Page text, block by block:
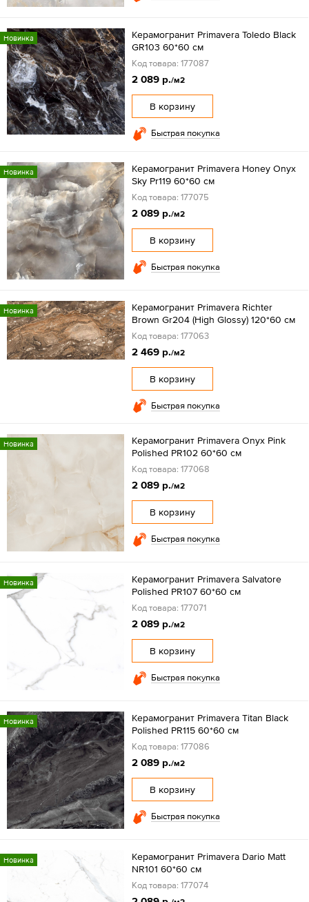
Новинка
Керамогранит Primavera Toledo Black
GR103 60*60 см
Код товара: 177087
2 089 р./м2
В корзину
Быстрая покупка
Новинка
Керамогранит Primavera Honey Onyx
Sky Pr119 60*60 см
Код товара: 177075
2 089 р./м2
В корзину
Быстрая покупка
Новинка
Керамогранит Primavera Richter
Brown Gr204 (High Glossy) 120*60 см
Код товара: 177063
2 469 р./м2
В корзину
Быстрая покупка
Новинка
Керамогранит Primavera Onyx Pink
Polished PR102 60*60 см
Код товара: 177068
2 089 р./м2
В корзину
Быстрая покупка
Новинка
Керамогранит Primavera Salvatore
Polished PR107 60*60 см
Код товара: 177071
2 089 р./м2
В корзину
Быстрая покупка
Новинка
Керамогранит Primavera Titan Black
Polished PR115 60*60 см
Код товара: 177086
2 089 р./м2
В корзину
Быстрая покупка
Новинка
Керамогранит Primavera Dario Matt
NR101 60*60 см
Код товара: 177074